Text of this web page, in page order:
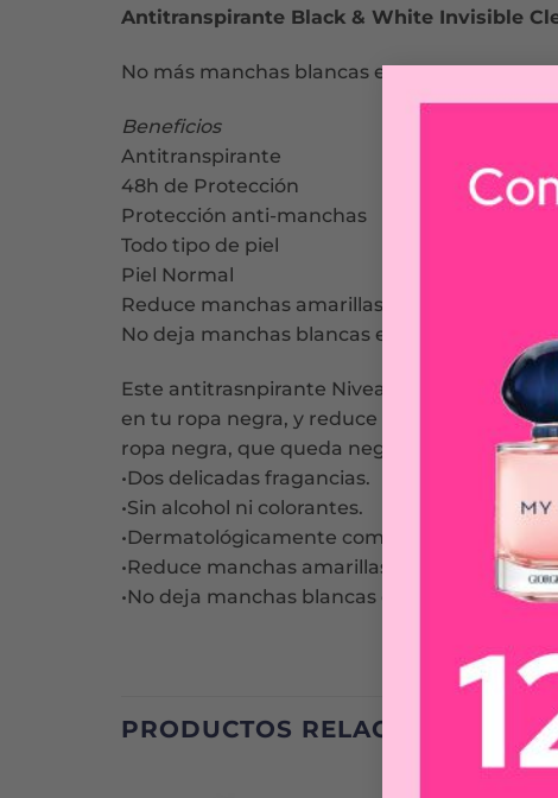
Antitranspirante Black & White Invisible
No más manchas blancas en tu ropa negra
Beneficios
Antitranspirante
48h de Protección
Protección anti-manchas
Todo tipo de piel
Piel Normal
Reduce manchas amarillas en tu ropa blanca.
No deja manchas blancas en tu ropa negra.
Este antitrasnpirante Nivea roll-on Roll-On
en tu ropa negra, y reduce las manchas
ropa negra, que queda negra.
•Dos delicadas fragancias.
•Sin alcohol ni colorantes.
•Dermatológicamente comprobado.
•Reduce manchas amarillas en tu ropa
•No deja manchas blancas en tu ropa negra.
PRODUCTOS RELACIONADOS